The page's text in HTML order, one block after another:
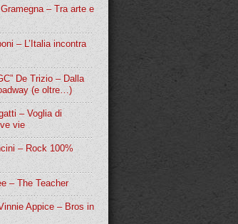
– Tra arte e
– L’Italia incontra
De Trizio – Dalla
(e oltre…)
– Voglia di
vie
– Rock 100%
– The Teacher
Appice – Bros in